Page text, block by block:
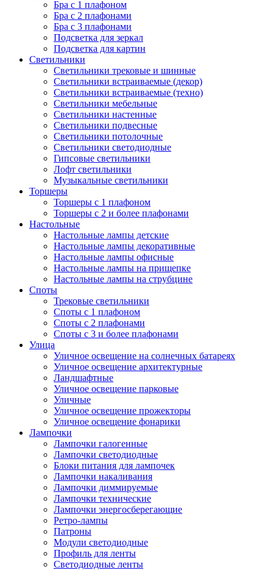
Бра с 1 плафоном
Бра с 2 плафонами
Бра с 3 плафонами
Подсветка для зеркал
Подсветка для картин
Светильники
Светильники трековые и шинные
Светильники встраиваемые (декор)
Светильники встраиваемые (техно)
Светильники мебельные
Светильники настенные
Светильники подвесные
Светильники потолочные
Светильники светодиодные
Гипсовые светильники
Лофт светильники
Музыкальные светильники
Торшеры
Торшеры с 1 плафоном
Торшеры с 2 и более плафонами
Настольные
Настольные лампы детские
Настольные лампы декоративные
Настольные лампы офисные
Настольные лампы на прищепке
Настольные лампы на струбцине
Споты
Трековые светильники
Споты с 1 плафоном
Споты с 2 плафонами
Споты с 3 и более плафонами
Улица
Уличное освещение на солнечных батареях
Уличное освещение архитектурные
Ландшафтные
Уличное освещение парковые
Уличные
Уличное освещение прожекторы
Уличное освещение фонарики
Лампочки
Лампочки галогенные
Лампочки светодиодные
Блоки питания для лампочек
Лампочки накаливания
Лампочки диммируемые
Лампочки технические
Лампочки энергосберегающие
Ретро-лампы
Патроны
Модули светодиодные
Профиль для ленты
Светодиодные ленты